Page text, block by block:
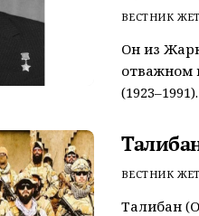
ВЕСТНИК
Он из
отважном
ВЕСТНИК
Талибан